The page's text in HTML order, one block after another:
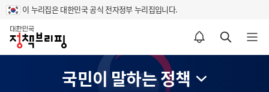
이 누리집은 대한민국 공식 전자정부 누리집입니다.
홈
알림설정 바로가기 검색 바로가기 메뉴 열기
국민이 말하는 정책